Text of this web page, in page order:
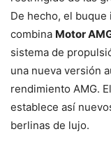
De hecho, el buque
combina Motor
sistema de
una nueva versión
rendimiento AMG.
establece así
berlinas de lujo.